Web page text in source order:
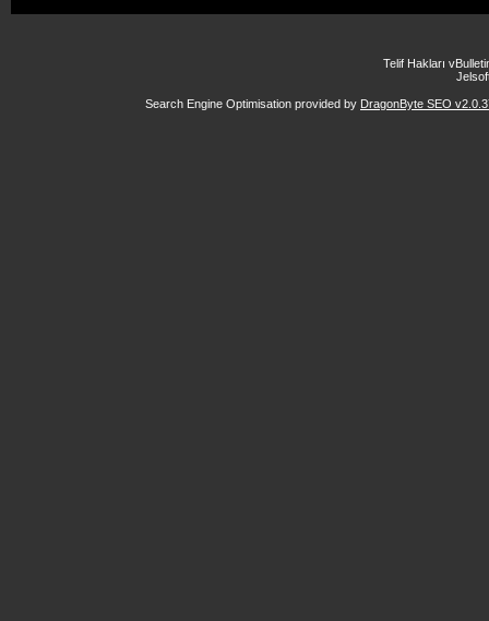
Telif Hakları
Search Engine Optimisation provided by DragonByte SEO